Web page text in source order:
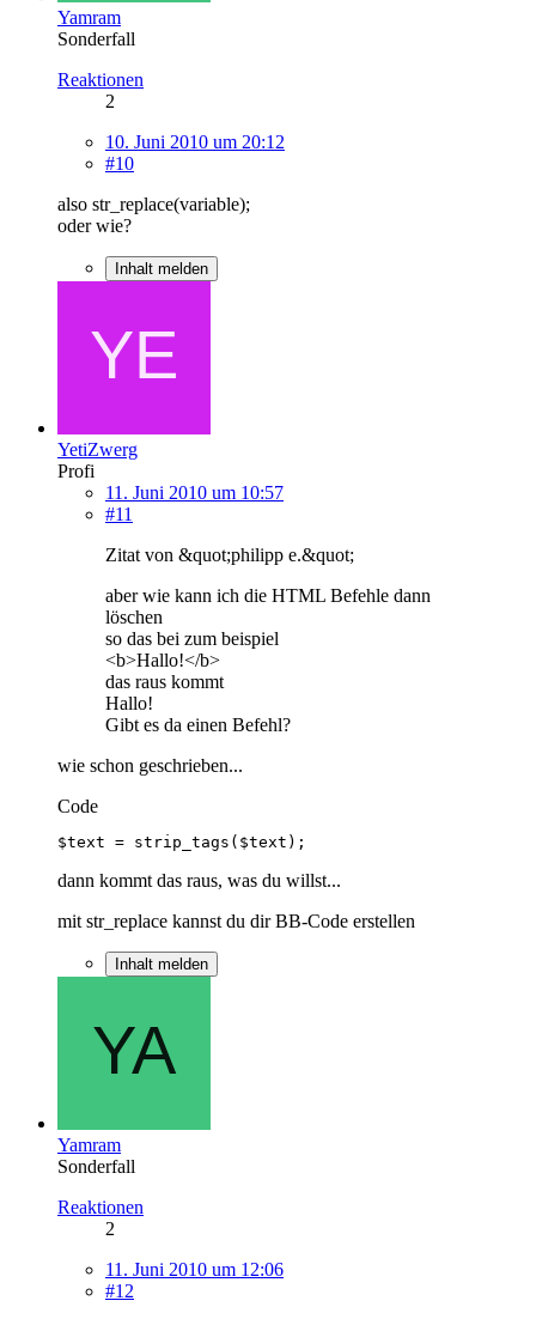
Yamram
Sonderfall
Reaktionen
2
10. Juni 2010 um 20:12
#10
also str_replace(variable);
oder wie?
Inhalt melden
YetiZwerg
Profi
11. Juni 2010 um 10:57
#11
Zitat von &quot;philipp e.&quot;
aber wie kann ich die HTML Befehle dann
löschen
so das bei zum beispiel
<b>Hallo!</b>
das raus kommt
Hallo!
Gibt es da einen Befehl?
wie schon geschrieben...
Code
$text = strip_tags($text);
dann kommt das raus, was du willst...
mit str_replace kannst du dir BB-Code erstellen
Inhalt melden
Yamram
Sonderfall
Reaktionen
2
11. Juni 2010 um 12:06
#12